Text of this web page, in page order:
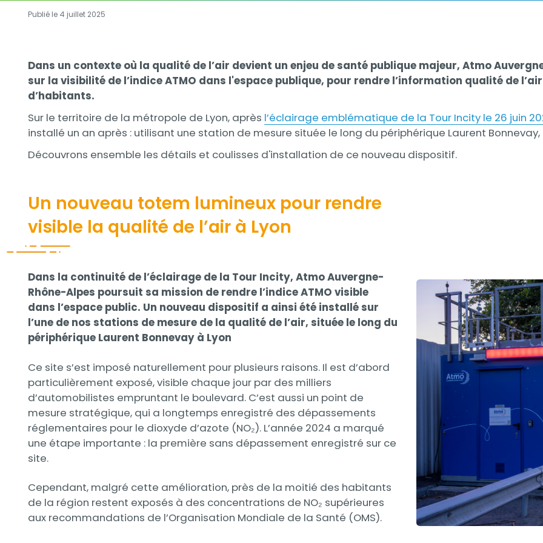
Publié le 4 juillet 2025
Contenu
Dans un contexte où la qualité de l’air devient un enjeu de santé publique majeur, Atmo
sur la visibilité de l’indice ATMO dans l'espace publique, pour rendre l’information qualité de
d’habitants.
Sur le territoire de la métropole de Lyon, après l’éclairage emblématique de la Tour Incity le 26 juin
installé un an après : utilisant une station de mesure située le long du périphérique Laurent Bonnevay,
Découvrons ensemble les détails et coulisses d'installation de ce nouveau dispositif.
Un nouveau totem lumineux pour rendre
visible la qualité de l’air à Lyon
Contenu
Dans la continuité de l’éclairage de la Tour Incity, Atmo Auvergne-
Rhône-Alpes poursuit sa mission de rendre l’indice ATMO visible
dans l’espace public. Un nouveau dispositif a ainsi été installé sur
l’une de nos stations de mesure de la qualité de l’air, située le long du
périphérique Laurent Bonnevay à Lyon
Ce site s’est imposé naturellement pour plusieurs raisons. Il est d’abord
particulièrement exposé, visible chaque jour par des milliers
d’automobilistes empruntant le boulevard. C’est aussi un point de
mesure stratégique, qui a longtemps enregistré des dépassements
réglementaires pour le dioxyde d’azote (NO₂). L’année 2024 a marqué
une étape importante : la première sans dépassement enregistré sur ce
site.
Cependant, malgré cette amélioration, près de la moitié des habitants
de la région restent exposés à des concentrations de NO₂ supérieures
aux recommandations de l’Organisation Mondiale de la Santé (OMS).